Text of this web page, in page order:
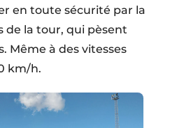
en toute sécurité par la
de la tour, qui pèsent
Même à des vitesses
km/h.